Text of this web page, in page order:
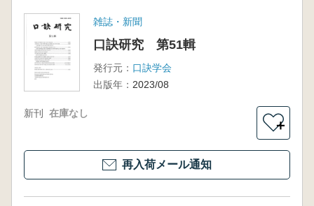
雑誌・新聞
口訣研究 第51輯
発行元： 口訣学会
出版年： 2023/08
新刊 在庫なし
＋
再入荷メール通知